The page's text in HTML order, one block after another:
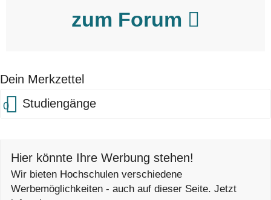
zum Forum
Dein Merkzettel
0 Studiengänge
Hier könnte Ihre Werbung stehen!
Wir bieten Hochschulen verschiedene
Werbemöglichkeiten - auch auf dieser Seite. Jetzt